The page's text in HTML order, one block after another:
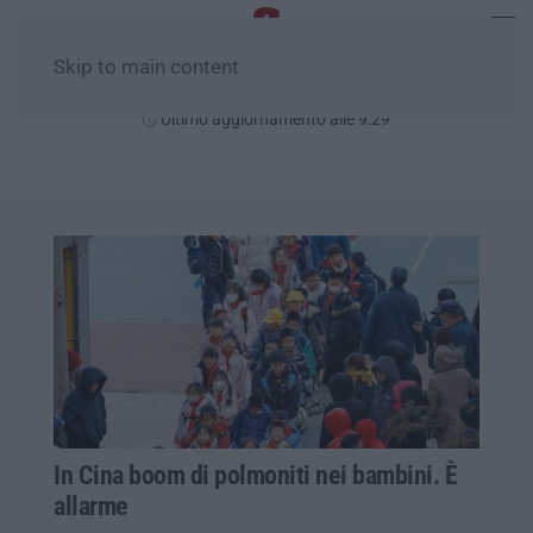
Skip to main content
Ultimo aggiornamento alle 9:29
In Cina boom di polmoniti nei bambini. È
allarme